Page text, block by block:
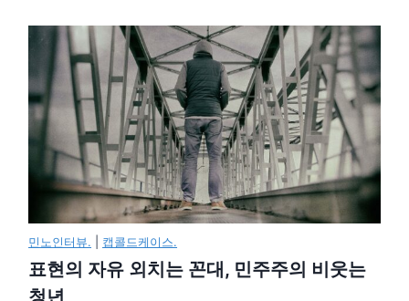
민노인터뷰. 캡콜드케이스.
표현의 자유 외치는 꼰대, 민주주의 비웃는
청년